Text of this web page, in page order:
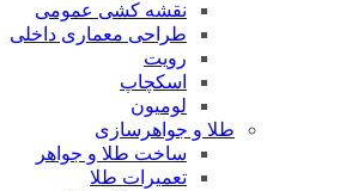
نقشه کشی عمومی
طراحی معماری داخلی
رویت
اسکچاپ
لومیون
طلا و جواهرسازی
ساخت طلا و جواهر
تعمیرات طلا